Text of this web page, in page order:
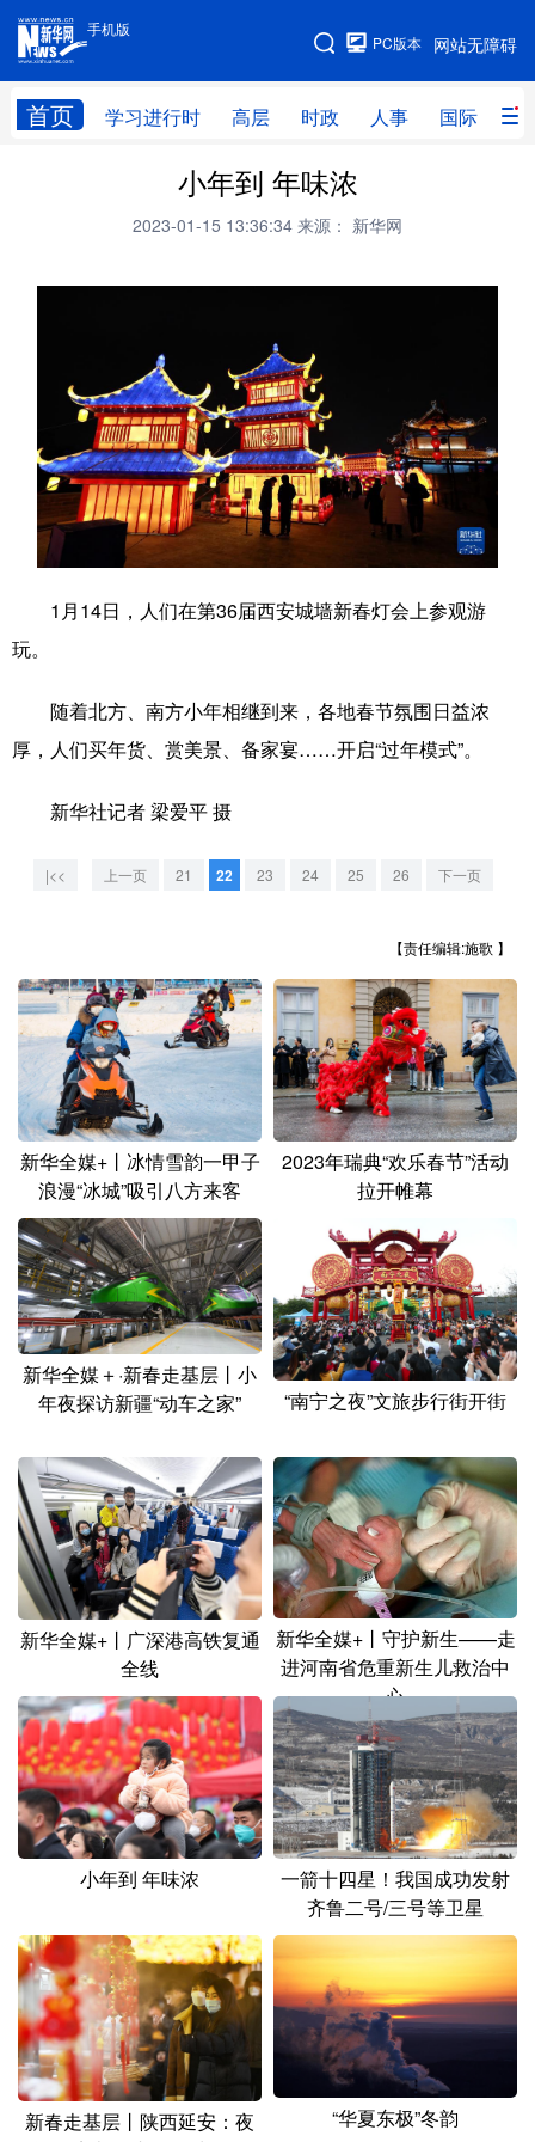
手机版
网站无障碍
PC版本
首页 学习进行时 高层 时政 人事 国际 财
手机版
网站地图
高层 时政
财经 网评
台湾 思客智库 全球连线 教育
文化 书画 健康
访谈 视频 图片 政务
法律 中央文件 金融 汽车
食品 人居 信息化 数字经济
地方频道
辽宁 吉林 上海 江苏
浙江 安徽 福建 江西
山东 河南 湖北 湖南
广东 广西 海南 重庆
四川 贵州 云南 西藏
陕西 甘肃 青海 宁夏
新疆 内蒙古 黑龙江
多语种频道
Русский язык 日本語 한국어
Deutsch Português
小年到 年味浓
2023-01-15 13:36:34 来源： 新华网
1月14日，人们在第36届西安城墙新春灯会上参观游
玩。
随着北方、南方小年相继到来，各地春节氛围日益浓
厚，人们买年货、赏美景、备家宴……开启“过年模式”。
新华社记者 梁爱平 摄
|<< 上一页 21 22 23 24 25 26 下一页
【责任编辑:施歌 】
新华全媒+丨冰情雪韵一甲子
浪漫“冰城”吸引八方来客
2023年瑞典“欢乐春节”活动
拉开帷幕
新华全媒＋·新春走基层丨小
年夜探访新疆“动车之家”
“南宁之夜”文旅步行街开街
新华全媒+丨广深港高铁复通
全线
新华全媒+丨守护新生——走
进河南省危重新生儿救治中
心
小年到 年味浓
一箭十四星！我国成功发射
齐鲁二号/三号等卫星
新春走基层丨陕西延安：夜
“华夏东极”冬韵